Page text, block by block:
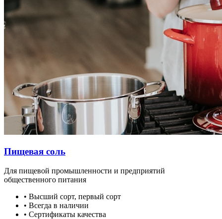
Пищевая соль
Для пищевой промышленности и предприятий
общественного питания
• Высший сорт, первый сорт
• Всегда в наличии
• Сертификаты качества